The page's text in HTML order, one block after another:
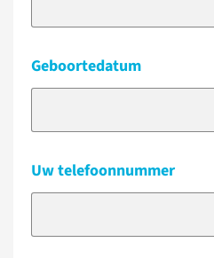
Geboortedatum
Uw telefoonnummer